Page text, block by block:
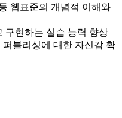
웹표준의 개념적 이해와
구현하는 실습 능력 향상
블리싱에 대한 자신감 확